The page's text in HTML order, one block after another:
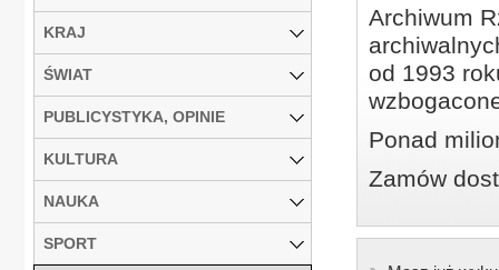
Archiwum
od 1993
Ponad
Zamów
KRAJ
ŚWIAT
PUBLICYSTYKA, OPINIE
KULTURA
NAUKA
SPORT